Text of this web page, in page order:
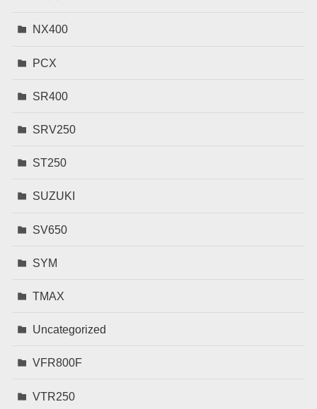
NX400
PCX
SR400
SRV250
ST250
SUZUKI
SV650
SYM
TMAX
Uncategorized
VFR800F
VTR250